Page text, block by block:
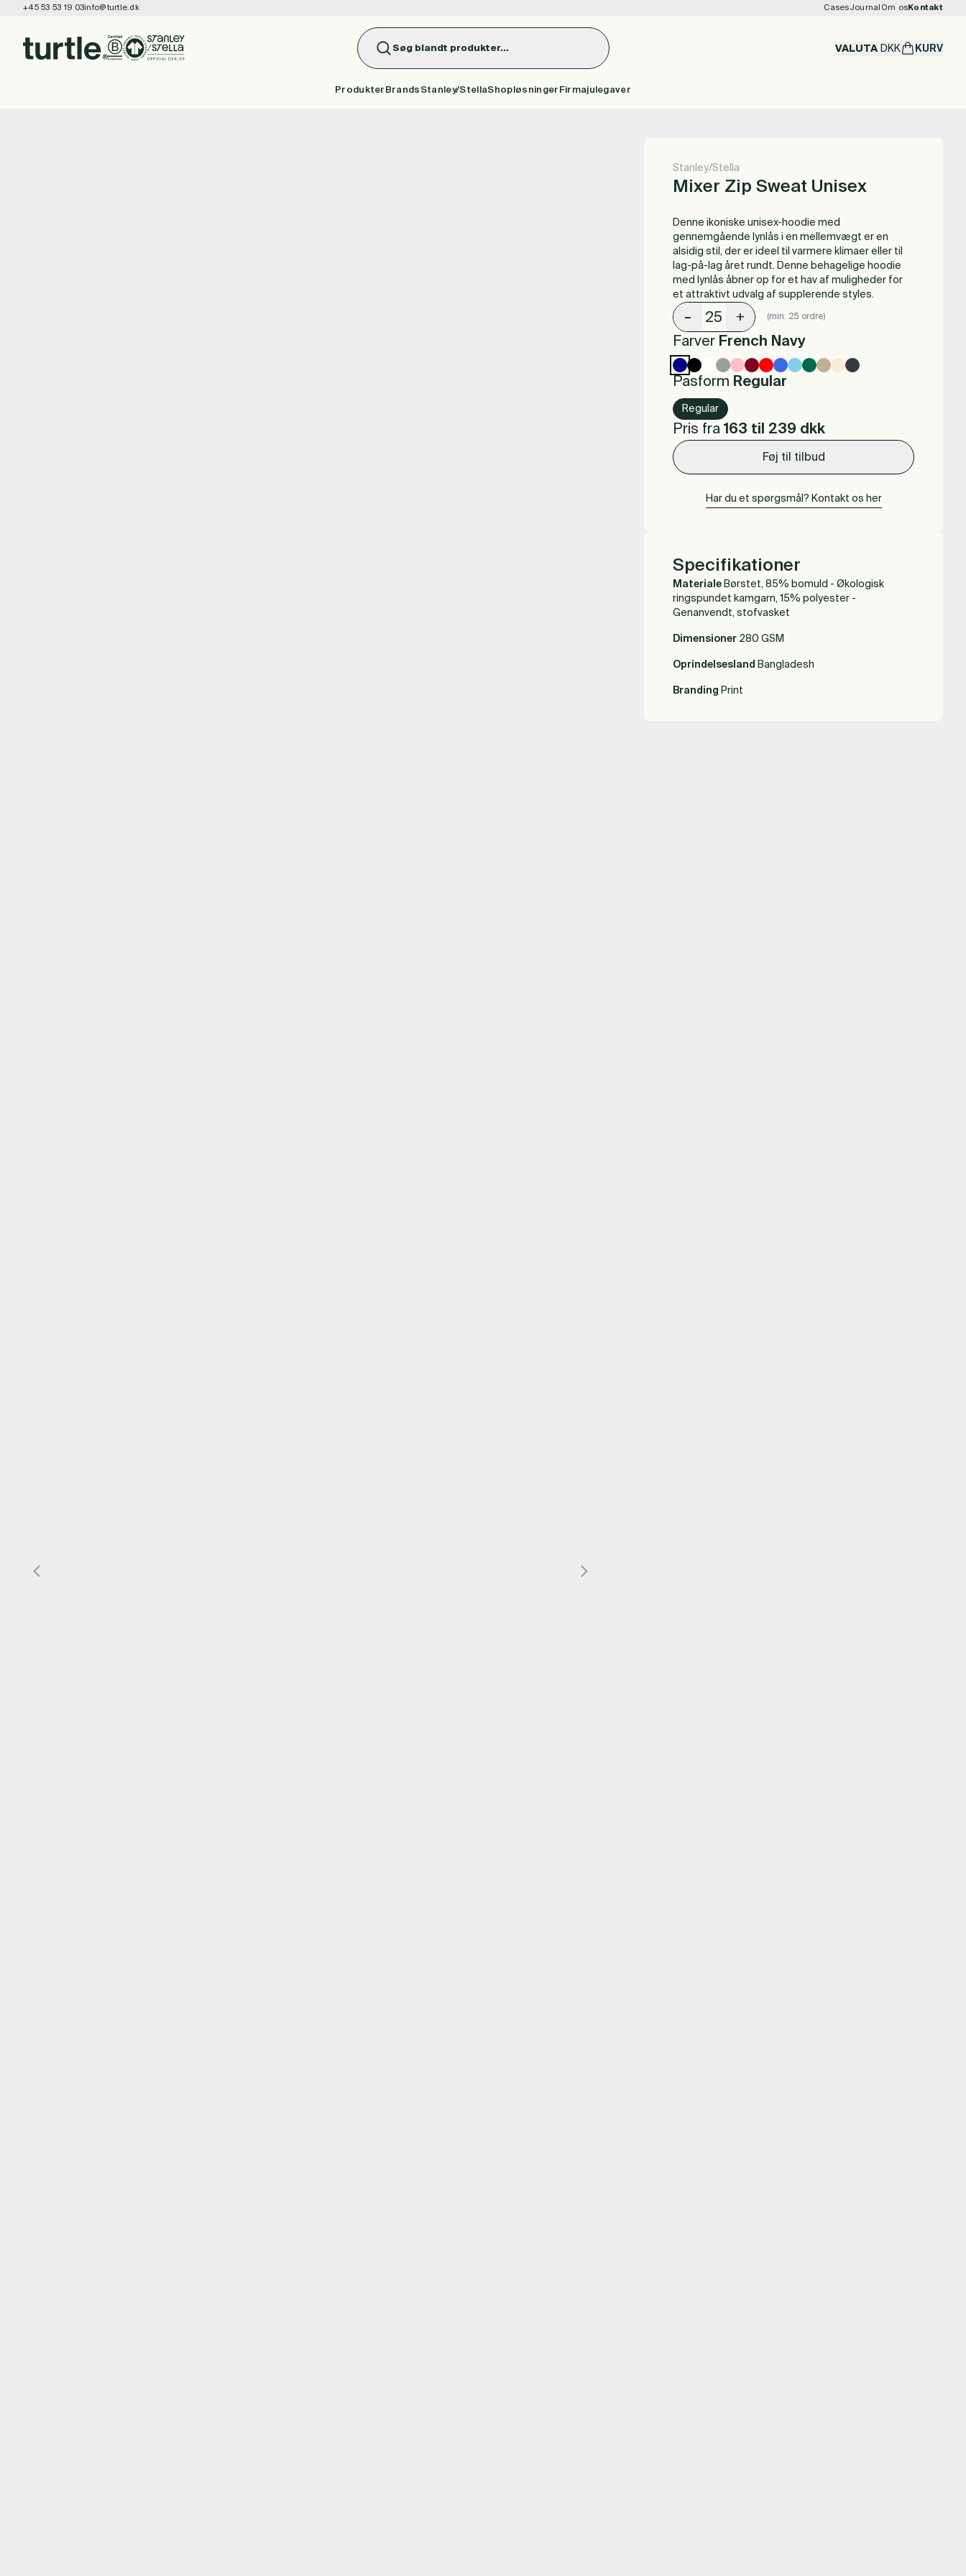
+45 53 53 19 03info@turtle.dk CasesJournal Om osKontakt
Søg blandt produkter... VALUTA DKK KURV
Produkter Brands Stanley/StellaShopløsninger Firmajulegaver
Stanley/Stella
Mixer Zip Sweat Unisex
Denne ikoniske unisex-hoodie med
gennemgående lynlås i en mellemvægt er en
alsidig stil, der er ideel til varmere klimaer eller til
lag-på-lag året rundt. Denne behagelige hoodie
med lynlås åbner op for et hav af muligheder for
et attraktivt udvalg af supplerende styles.
- + (min. 25 ordre)
Farver French Navy
Pasform Regular
Regular
Pris fra 163 til 239 dkk
Føj til tilbud
Har du et spørgsmål? Kontakt os her
Specifikationer
Materiale Børstet, 85% bomuld - Økologisk
ringspundet kamgarn, 15% polyester -
Genanvendt, stofvasket
Dimensioner 280 GSM
Oprindelsesland Bangladesh
Branding Print